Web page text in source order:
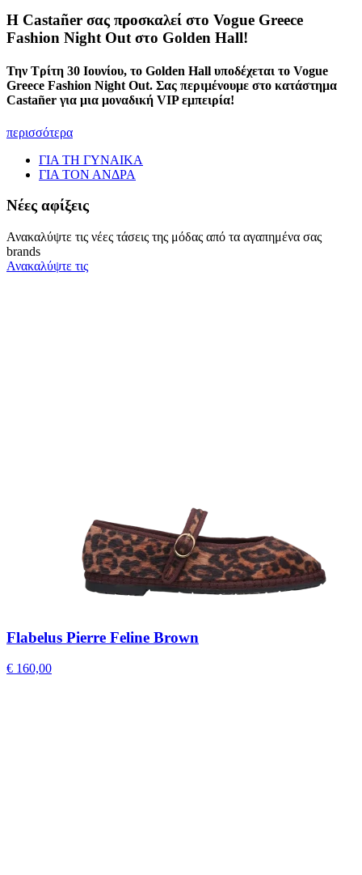
Η Castañer σας προσκαλεί στο Vogue Greece
Fashion Night Out στο Golden Hall!
Την Τρίτη 30 Ιουνίου, το Golden Hall υποδέχεται το Vogue
Greece Fashion Night Out. Σας περιμένουμε στο κατάστημα
Castañer για μια μοναδική VIP εμπειρία!
περισσότερα
ΓΙΑ ΤΗ ΓΥΝΑΙΚΑ
ΓΙΑ ΤΟΝ ΑΝΔΡΑ
Νέες αφίξεις
Ανακαλύψτε τις νέες τάσεις της μόδας από τα αγαπημένα σας
brands
Ανακαλύψτε τις
Flabelus Pierre Feline Brown
€ 160,00